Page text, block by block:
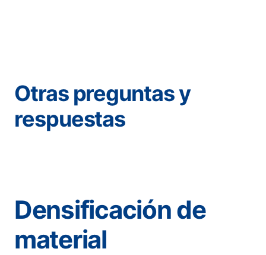
Otras preguntas y
respuestas
Densificación de
material